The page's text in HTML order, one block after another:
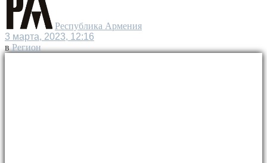
Республика Армения
3 марта, 2023, 12:16
в Регион